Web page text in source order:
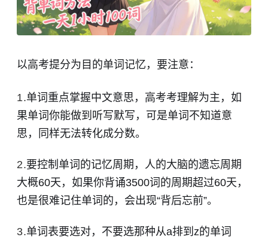
以高考提分为目的单词记忆，要注意：
单词重点掌握中文意思，高考考理解为主，如
果单词你能做到听写默写，可是单词不知道意
思，同样无法转化成分数。
要控制单词的记忆周期，人的大脑的遗忘周期
大概60天，如果你背诵3500词的周期超过60天，
也是很难记住单词的，会出现“背后忘前”。
单词表要选对，不要选那种从a排到z的单词